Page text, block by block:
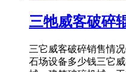
三牠威客破碎
三它威客破碎销售情
石场设备多少钱三它